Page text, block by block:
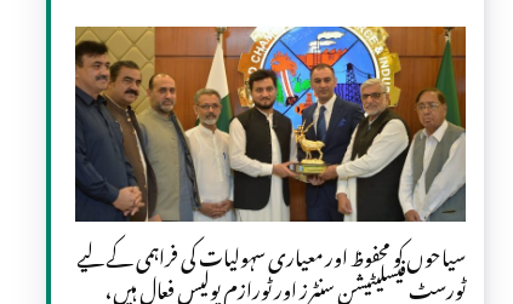
سیاحوں کو محفوظ اور معیاری سہولیات کی فراہمی کے لیے
ٹورسٹ فیسلیٹیشن سنٹرز اور ٹورازم پولیس فعال ہیں،